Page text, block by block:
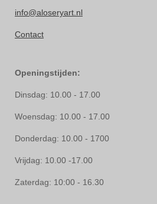
info@aloseryart.nl
Contact
Openingstijden:
Dinsdag: 10.00 - 17.00
Woensdag: 10.00 - 17.00
Donderdag: 10.00 - 1700
Vrijdag: 10.00 -17.00
Zaterdag: 10:00 - 16.30